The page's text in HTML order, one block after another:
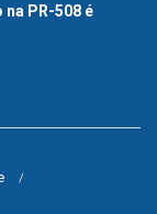
PR-508 é